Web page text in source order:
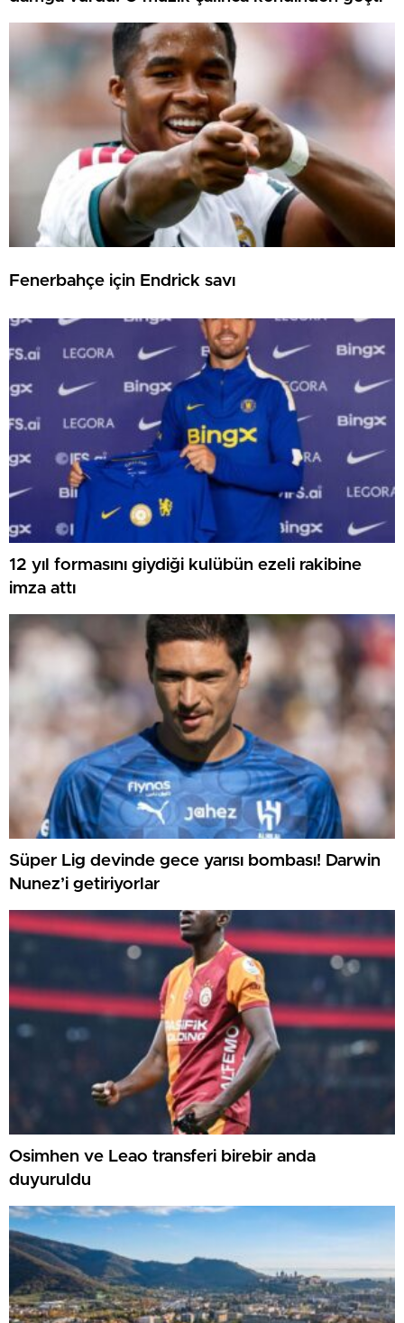
Fenerbahçe için Endrick savı
12 yıl formasını giydiği kulübün ezeli rakibine
imza attı
Süper Lig devinde gece yarısı bombası! Darwin
Nunez’i getiriyorlar
Osimhen ve Leao transferi birebir anda
duyuruldu